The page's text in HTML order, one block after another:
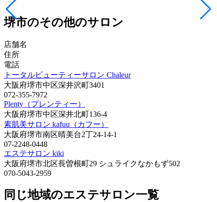
堺市のその他のサロン
店舗名
住所
電話
トータルビューティーサロン Chaleur
大阪府堺市中区深井沢町3401
072-355-7972
Plenty（プレンティー）
大阪府堺市中区深井北町136-4
素肌美サロン kafuu（カフー）
大阪府堺市南区晴美台2丁24-14-1
07-2248-0448
エステサロン kiki
大阪府堺市北区長曽根町29 シュライクなかもず502
070-5043-2959
同じ地域のエステサロン一覧